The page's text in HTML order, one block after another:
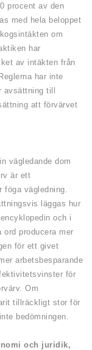
procent av den
med hela beloppet
om
har
av intäkten från
har inte
avsättning till
att förvärvet
vägledande dom
är ett
vägledning.
läggas hur
och i
ord producera mer
för ett givet
arbetsbesparande
för
Om
tillräckligt stor för
bedömningen.
och juridik,